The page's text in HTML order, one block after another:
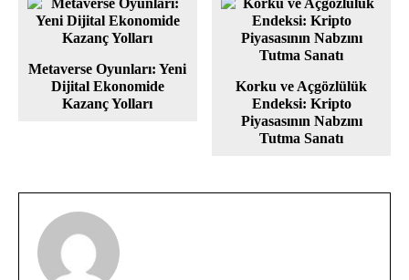
Metaverse Oyunları: Yeni
Dijital Ekonomide
Kazanç Yolları
Korku ve Açgözlülük
Endeksi: Kripto
Piyasasının Nabzını
Tutma Sanatı